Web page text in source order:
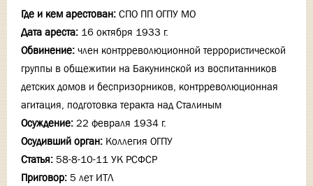
Где и кем арестован: СПО ПП ОГПУ МО
Дата ареста: 16 октября 1933 г.
Обвинение: член контрреволюционной террористической
группы в общежитии на Бакунинской из воспитанников
детских домов и беспризорников, контрреволюционная
агитация, подготовка теракта над Сталиным
Осуждение: 22 февраля 1934 г.
Осудивший орган: Коллегия ОГПУ
Статья: 58-8-10-11 УК РСФСР
Приговор: 5 лет ИТЛ